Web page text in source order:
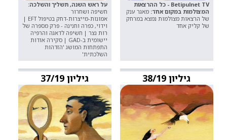
Betipulnet TV - כל ההרצאות
המצולמות במקום אחד: מאגר ענק
של הרצאות מצולמות נמצא במרחק
של קליק אחד
על ראש השנה, תשליך והשלכה:
חשיפה ושחרור
אמונות-מייצרות-דחק בטיפול EFT |
וידוי, כפרה וחנינה - פרק מספרה של
רות נצר | חשיפה לדאגה והרפיה
יישומית ב-GAD | סקירה אודות
התפתחות המושג 'הזדהות
השלכתית'
גיליון 38/19 גיליון 37/19